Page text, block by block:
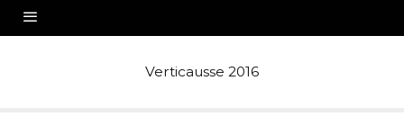
Verticausse 2016